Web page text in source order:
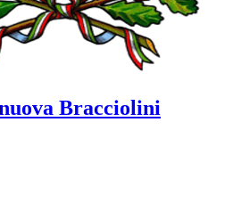
Bracciolini